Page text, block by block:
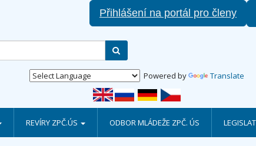
Přihlášení na portál pro členy
Powered by Translate
REVÍRY ZPČ.ÚS ODBOR MLÁDEŽE ZPČ. ÚS